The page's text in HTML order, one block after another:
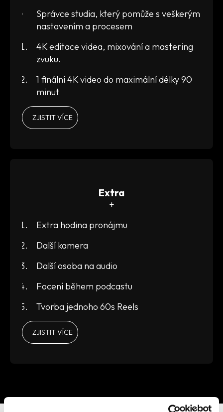
Správce studia, který pomůže s veškerým
nastavením a procesem
4K editace videa, mixování a mastering
zvuku.
1 finální 4K video do maximální délky 90
minut
ZJISTIT VÍCE
Extra
+
Extra hodina pronájmu
Další kamera
Další osoba na audio
Focení během podcastu
Tvorba jednoho 60s Reels
ZJISTIT VÍCE